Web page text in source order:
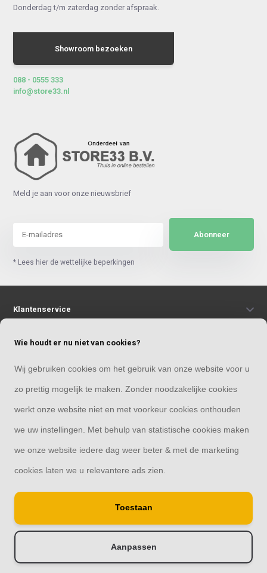
-
Donderdag t/m zaterdag zonder afspraak.
Showroom bezoeken
088 - 0555 333
info@store33.nl
Meld je aan voor onze nieuwsbrief
Abonneer
* Lees hier de wettelijke beperkingen
Klantenservice
Mijn account
Raamdecoratie33 | Thuis in raamdecoratie
Wie houdt er nu niet van cookies?
Wij gebruiken cookies om het gebruik van onze website voor u
zo prettig mogelijk te maken. Zonder noodzakelijke cookies
werkt onze website niet en met voorkeur cookies onthouden
we uw instellingen. Met behulp van statistische cookies maken
we onze website iedere dag weer beter & met de marketing
cookies laten we u relevantere ads zien.
Toestaan
Aanpassen